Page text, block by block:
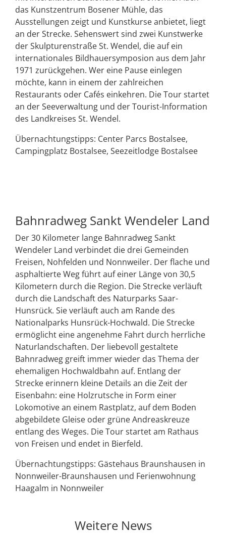
das Kunstzentrum Bosener Mühle, das
Ausstellungen zeigt und Kunstkurse anbietet, liegt
an der Strecke. Sehenswert sind zwei Kunstwerke
der Skulpturenstraße St. Wendel, die auf ein
internationales Bildhauersymposion aus dem Jahr
1971 zurückgehen. Wer eine Pause einlegen
möchte, kann in einem der zahlreichen
Restaurants oder Cafés einkehren. Die Tour startet
an der Seeverwaltung und der Tourist-Information
des Landkreises St. Wendel.
Übernachtungstipps: Center Parcs Bostalsee,
Campingplatz Bostalsee, Seezeitlodge Bostalsee
Bahnradweg Sankt Wendeler Land
Der 30 Kilometer lange Bahnradweg Sankt
Wendeler Land verbindet die drei Gemeinden
Freisen, Nohfelden und Nonnweiler. Der flache und
asphaltierte Weg führt auf einer Länge von 30,5
Kilometern durch die Region. Die Strecke verläuft
durch die Landschaft des Naturparks Saar-
Hunsrück. Sie verläuft auch am Rande des
Nationalparks Hunsrück-Hochwald. Die Strecke
ermöglicht eine angenehme Fahrt durch herrliche
Naturlandschaften. Der liebevoll gestaltete
Bahnradweg greift immer wieder das Thema der
ehemaligen Hochwaldbahn auf. Entlang der
Strecke erinnern kleine Details an die Zeit der
Eisenbahn: eine Holzrutsche in Form einer
Lokomotive an einem Rastplatz, auf dem Boden
abgebildete Gleise oder grüne Andreaskreuze
entlang des Weges. Die Tour startet am Rathaus
von Freisen und endet in Bierfeld.
Übernachtungstipps: Gästehaus Braunshausen in
Nonnweiler-Braunshausen und Ferienwohnung
Haagalm in Nonnweiler
Weitere News